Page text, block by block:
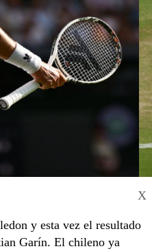
X
y esta vez el resultado
Garín. El chileno ya